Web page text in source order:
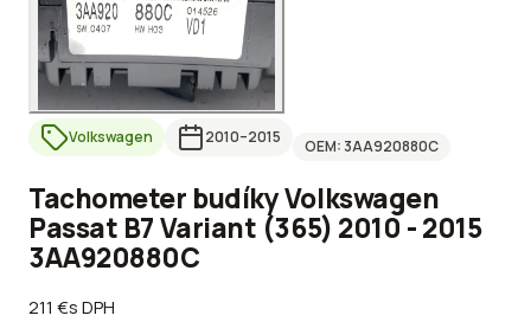
Volkswagen 2010–2015 OEM: 3AA920880C
Tachometer budíky Volkswagen
Passat B7 Variant (365) 2010 - 2015
3AA920880C
211 €s DPH